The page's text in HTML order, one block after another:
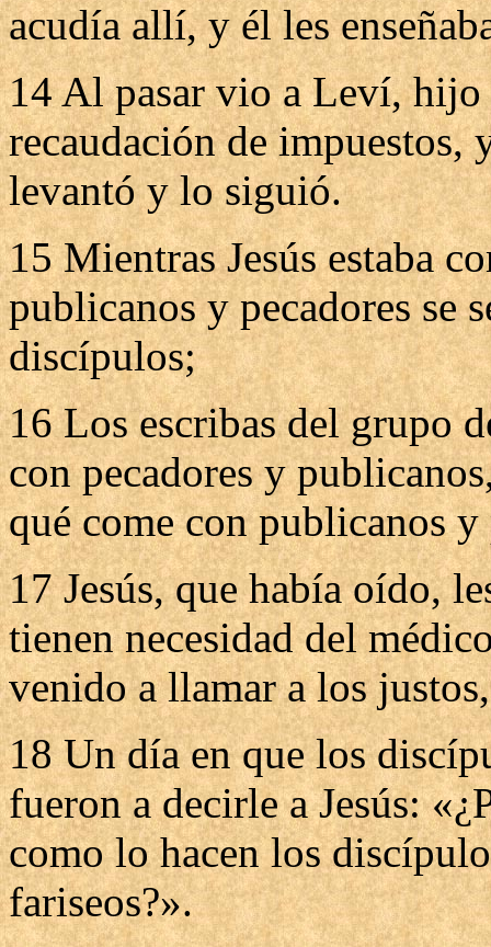
acudía allí, y él les
14 Al pasar vio a Leví, hijo
recaudación de
levantó y lo siguió.
15 Mientras Jesús estaba
publicanos y pecadores se
discípulos;
16 Los escribas del grupo
con pecadores y
qué come con publicanos y
17 Jesús, que había oído,
tienen necesidad del
venido a llamar a los
18 Un día en que los
fueron a decirle a Jesús:
como lo hacen los
fariseos?».